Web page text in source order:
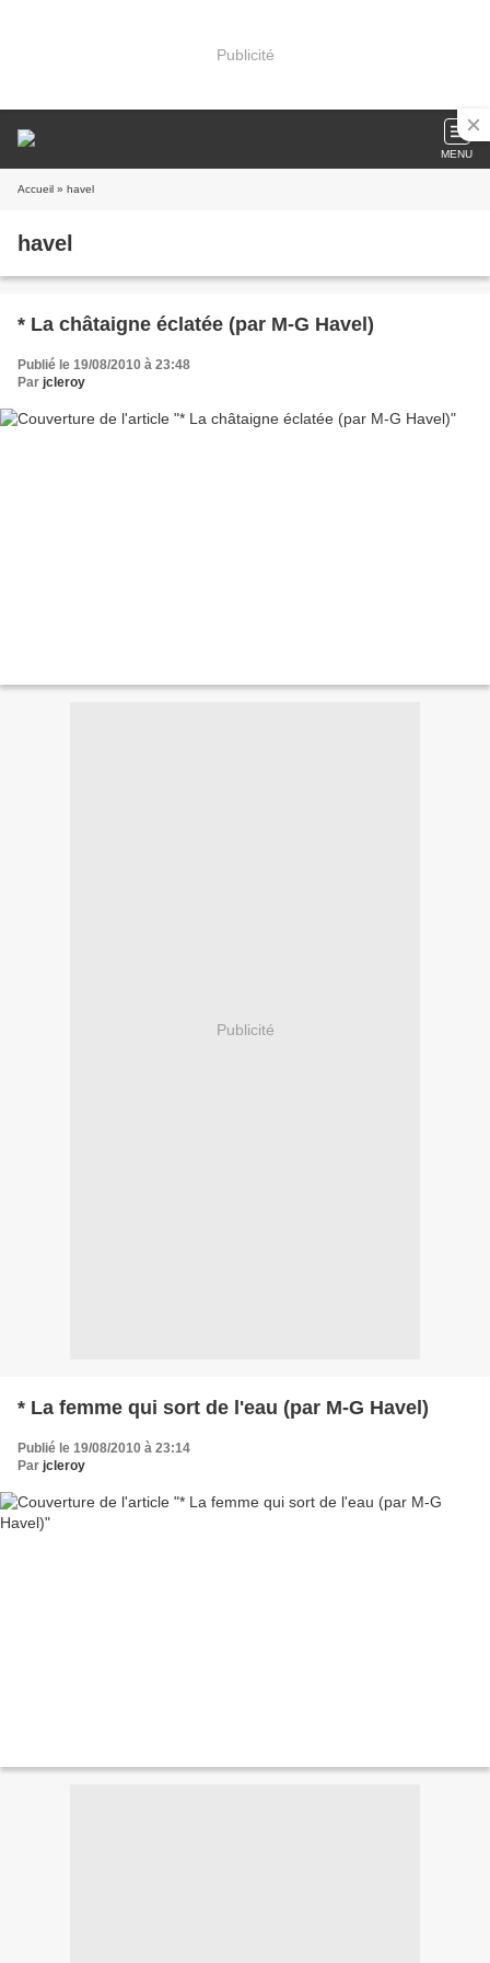
Publicité
MENU
Accueil » havel
havel
* La châtaigne éclatée (par M-G Havel)
Publié le 19/08/2010 à 23:48
Par jcleroy
Publicité
* La femme qui sort de l'eau (par M-G Havel)
Publié le 19/08/2010 à 23:14
Par jcleroy